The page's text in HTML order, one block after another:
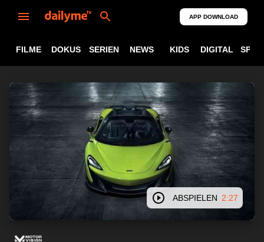
APP DOWNLOAD
FILME DOKUS SERIEN NEWS KIDS DIGITAL
ABSPIELEN 2:27